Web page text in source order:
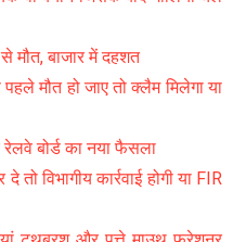
मौत, बाजार में दहशत
मौत हो जाए तो क्लैम मिलेगा या
रेलवे बोर्ड का नया फैसला
विभागीय कार्रवाई होगी या FIR